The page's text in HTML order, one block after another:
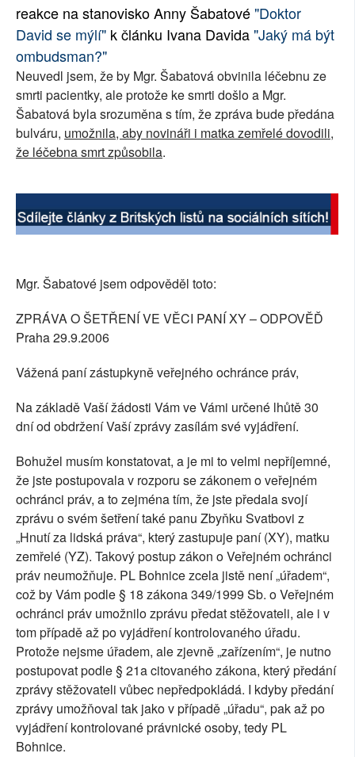
SOCIÁLNÍ SÍTĚ
RUBRIKY
PLNÁ VERZE STRÁNEK
reakce na stanovisko Anny Šabatové "Doktor
David se mýlí" k článku Ivana Davida "Jaký má být
ombudsman?"
Neuvedl jsem, že by Mgr. Šabatová obvinila léčebnu ze
smrti pacientky, ale protože ke smrti došlo a Mgr.
Šabatová byla srozuměna s tím, že zpráva bude předána
bulváru, umožnila, aby novináři i matka zemřelé dovodili,
že léčebna smrt způsobila.
Mgr. Šabatové jsem odpověděl toto:
ZPRÁVA O ŠETŘENÍ VE VĚCI PANÍ XY – ODPOVĚĎ
Praha 29.9.2006
Vážená paní zástupkyně veřejného ochránce práv,
Na základě Vaší žádosti Vám ve Vámi určené lhůtě 30
dní od obdržení Vaší zprávy zasílám své vyjádření.
Bohužel musím konstatovat, a je mi to velmi nepříjemné,
že jste postupovala v rozporu se zákonem o veřejném
ochránci práv, a to zejména tím, že jste předala svojí
zprávu o svém šetření také panu Zbyňku Svatbovi z
„Hnutí za lidská práva“, který zastupuje paní (XY), matku
zemřelé (YZ). Takový postup zákon o Veřejném ochránci
práv neumožňuje. PL Bohnice zcela jistě není „úřadem“,
což by Vám podle § 18 zákona 349/1999 Sb. o Veřejném
ochránci práv umožnilo zprávu předat stěžovateli, ale i v
tom případě až po vyjádření kontrolovaného úřadu.
Protože nejsme úřadem, ale zjevně „zařízením“, je nutno
postupovat podle § 21a citovaného zákona, který předání
zprávy stěžovateli vůbec nepředpokládá. I kdyby předání
zprávy umožňoval tak jako v případě „úřadu“, pak až po
vyjádření kontrolované právnické osoby, tedy PL
Bohnice.